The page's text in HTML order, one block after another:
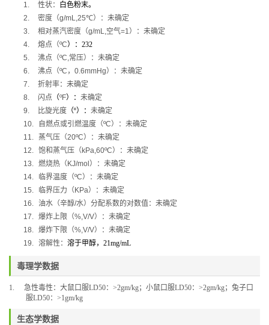
1. 性状：
白色粉末。
2.
密度（g/mL,25℃）：未确定
3.
相对蒸汽密度（g/mL,空气=1）：未确定
4.
熔点（ºC）： 232
5.
沸点（ºC,常压）：未确定
6.
沸点（ºC ， 0.6mmHg）：未确定
7.
折射率：未确定
8.
闪点 （ºF）： 未确定
9.
比旋光度 （º）： 未确定
10.
自燃点或引燃温度（ºC）：未确定
11.
蒸气压（20ºC）：未确定
12. 饱和蒸气压（ kPa,60ºC）：未确定
13. 燃烧热（ KJ/mol ）：未确定
14.
临界温度（ºC）：未确定
15.
临界压力（ KPa）：未确定
16. 油水（辛醇/水）分配系数的对数值：未确定
17. 爆炸上限（%,V/V）：未确定
18. 爆炸下限（%,V/V）：未确定
19. 溶解性： 溶于甲醇， 21mg/mL
毒理学数据
1. 急性毒性：大鼠口服LD50： >2gm/kg；小鼠口服LD50： >2gm/kg；兔子口
服LD50： >1gm/kg
生态学数据